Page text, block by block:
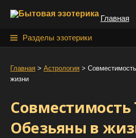
Главная
Разделы эзотерики
Главная > Астрология >
жизни
Совместимость
Обезьяны в